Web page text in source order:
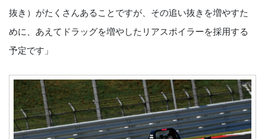
抜き）がたくさんあることですが、その追い抜きを増やすた
めに、あえてドラッグを増やしたリアスポイラーを採用する
予定です」